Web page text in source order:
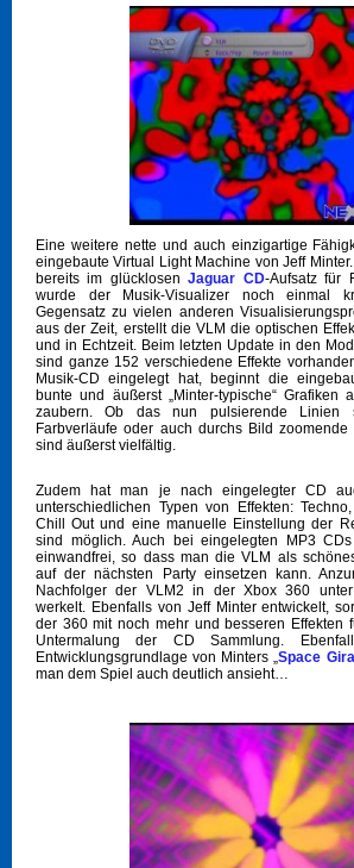
Eine weitere nette und auch einzigartige
eingebaute Virtual Light Machine von Jeff
bereits im glücklosenJaguar CD-Aufsatz für
wurde der Musik-Visualizer noch einmal
Gegensatz zu vielen anderen
aus der Zeit, erstellt die VLM die optischen
und in Echtzeit. Beim letzten Update in den
sind ganze 152 verschiedene Effekte
Musik-CD eingelegt hat, beginnt die
bunte und äußerst „Minter-typische“ Grafiken
zaubern. Ob das nun pulsierende Linien
Farbverläufe oder auch durchs Bild
sind äußerst vielfältig.
Zudem hat man je nach eingelegter CD
unterschiedlichen Typen von Effekten:
Chill Out und eine manuelle Einstellung der
sind möglich. Auch bei eingelegten MP3
einwandfrei, so dass man die VLM als
auf der nächsten Party einsetzen kann.
Nachfolger der VLM2 in der Xbox 360
werkelt. Ebenfalls von Jeff Minter entwickelt,
der 360 mit noch mehr und besseren Effekten
Untermalung der CD Sammlung.
Entwicklungsgrundlage von Minters „Space
man dem Spiel auch deutlich ansieht…